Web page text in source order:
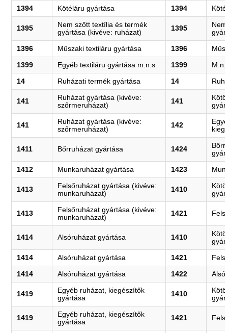
1394 Kötéláru gyártása 1394
1395
Nem szőtt textília és termék
gyártása (kivéve: ruházat)
1395
1396 Műszaki textiláru gyártása 1396
1399 Egyéb textiláru gyártása m.n.s. 1399
14 Ruházati termék gyártása 14
141
Ruházat gyártása (kivéve:
szőrmeruházat)
141
141
Ruházat gyártása (kivéve:
szőrmeruházat)
142
1411 Bőrruházat gyártása 1424
1412 Munkaruházat gyártása 1423
1413
Felsőruházat gyártása (kivéve:
munkaruházat)
1410
1413
Felsőruházat gyártása (kivéve:
munkaruházat)
1421
1414 Alsóruházat gyártása 1410
1414 Alsóruházat gyártása 1421
1414 Alsóruházat gyártása 1422
1419
Egyéb ruházat, kiegészítők
gyártása
1410
1419
Egyéb ruházat, kiegészítők
gyártása
1421